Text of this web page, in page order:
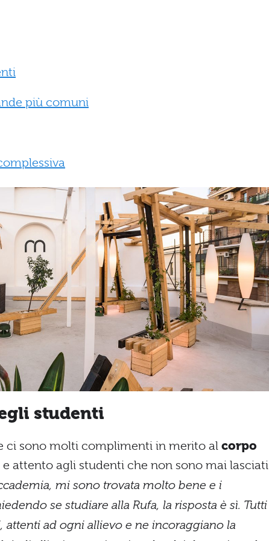
più comuni
studenti
ci sono molti complimenti in merito al corpo
attento agli studenti che non sono mai lasciati
mi sono trovata molto bene e i
se studiare alla Rufa, la risposta è sì. Tutti
ad ogni allievo e ne incoraggiano la